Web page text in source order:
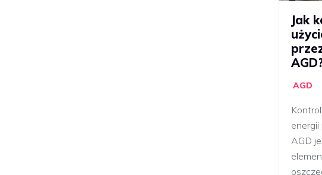
Jak
AGD
AGD